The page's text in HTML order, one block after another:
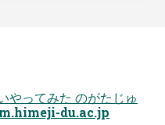
やってみた のがたじゅ
du.ac.jp